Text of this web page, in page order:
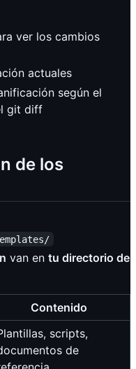
ver los cambios
actuales
según el
git diff
de los
templates/
van en tu directorio de
Contenido
scripts,
de